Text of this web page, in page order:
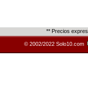
** Precios
© 2002/2022 Solo10.com